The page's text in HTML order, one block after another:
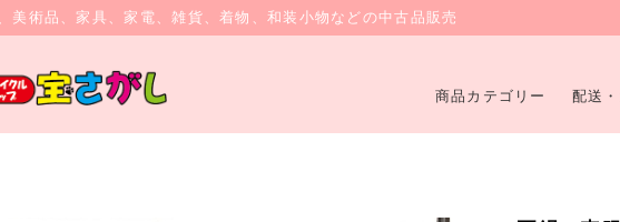
美術品、家具、家電、雑貨、着物、和装小物などの中古品販売
商品カテゴリー 配送